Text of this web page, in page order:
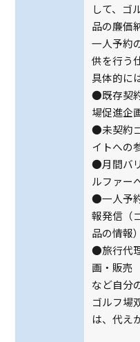
して、ゴ
品の廉価
一人予約
供を行う
具体的には
●既存契
場促進企
●未契約
イトへの
●月間バ
ルファー
●一人予
報発信（
品の情報）
●旅行代
画・販売
など自分
ゴルフ場
は、代え